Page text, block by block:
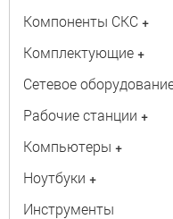
Компоненты СКС +
Комплектующие +
Сетевое
Рабочие станции +
Компьютеры +
Ноутбуки +
Инструменты